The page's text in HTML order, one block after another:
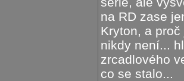
na RD zase
Kryton, a
nikdy není...
zrcadlového
co se stalo...